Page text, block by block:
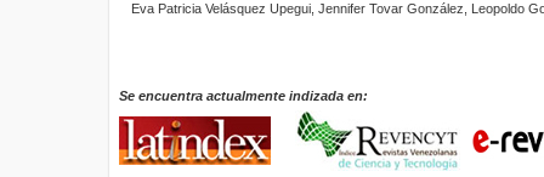
Eva Patricia Velásquez Upegui, Jennifer Tovar González, Leopoldo
Se encuentra actualmente indizada en: